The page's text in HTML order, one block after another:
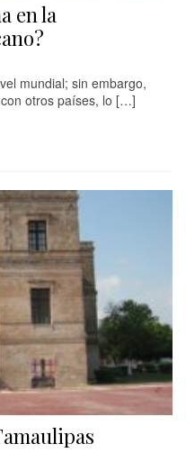
en la
mundial; sin embargo,
otros países, lo […]